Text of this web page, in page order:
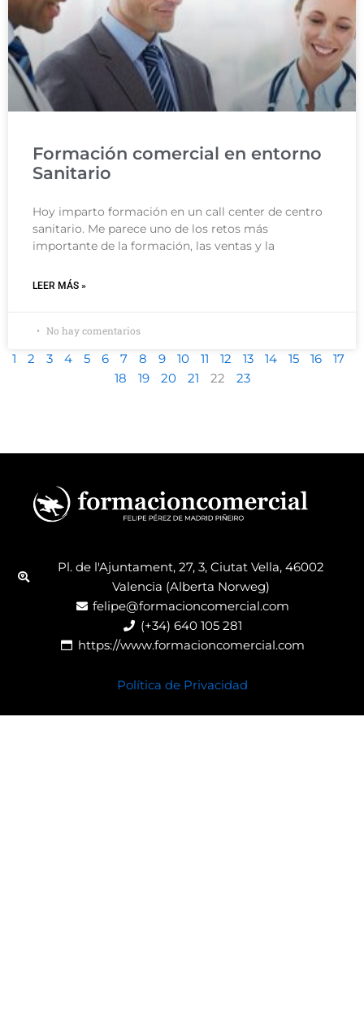
Formación comercial en entorno
Sanitario
Hoy imparto formación en un call center de centro
sanitario. Me parece uno de los retos más
importante de la formación, las ventas y la
LEER MÁS »
No hay comentarios
1 2 3 4 5 6 7 8 9 10 11 12 13 14 15 16
17
18
19 20 21 22 23
Pl. de l'Ajuntament, 27, 3, Ciutat Vella, 46002
Valencia (Alberta Norweg)
felipe@formacioncomercial.com
(+34) 640 105 281
https://www.formacioncomercial.com
Política de Privacidad